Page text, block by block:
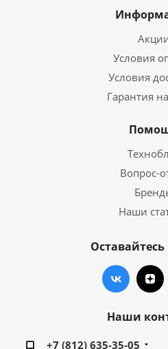
Условия
Условия
Гарантия
Вопрос-
Наши
Оставайтесь
Наши
+7 (812) 635-35-05